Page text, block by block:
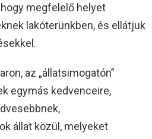
megfelelő helyet
lakóterünkben, és ellátjuk
az „állatsimogatón”
egymás kedvenceire,
állat közül, melyeket